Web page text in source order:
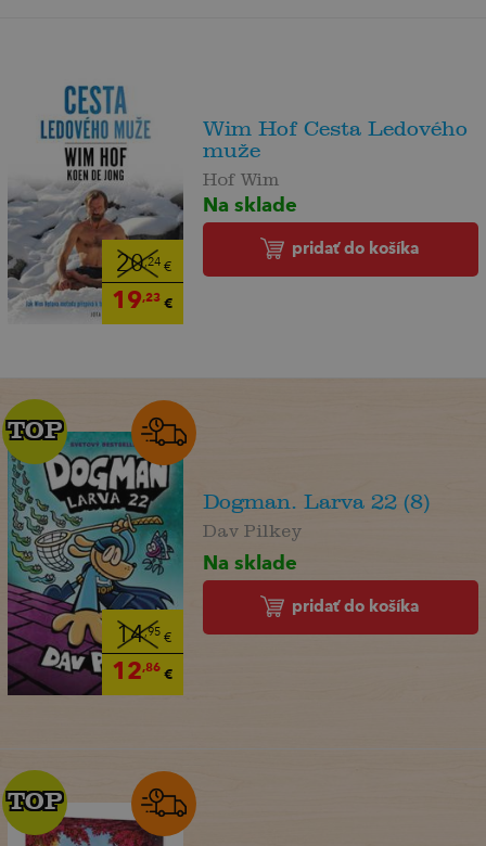
20,24€
19,23€
Wim Hof Cesta Ledového
muže
Hof Wim
Na sklade
pridať do košíka
14,95€
12,86€
TOP
TOP
Dogman. Larva 22 (8)
Dav Pilkey
Na sklade
pridať do košíka
TOP
TOP